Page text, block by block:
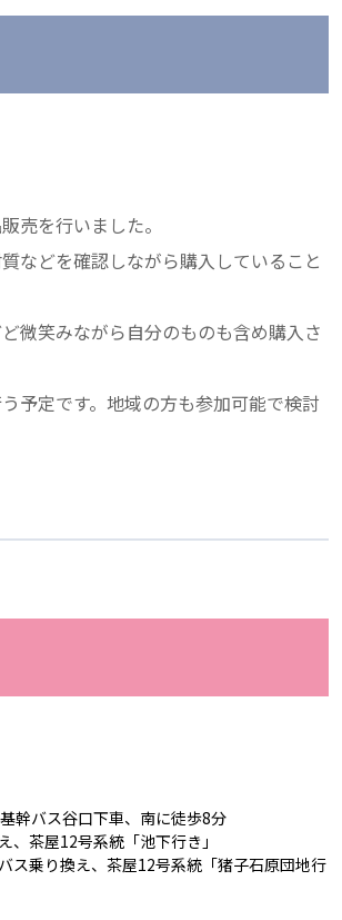
医療法人 京都翔医会
上桂の郷
売を行いました。
などを確認しながら購入していること
微笑みながら自分のものも含め購入さ
予定です。地域の方も参加可能で検討
幹バス谷口下車、南に徒歩8分
茶屋12号系統「池下行き」
ス乗り換え、茶屋12号系統「猪子石原団地行